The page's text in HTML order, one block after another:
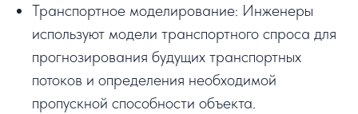
Транспортное моделирование: Инженеры
используют модели транспортного спроса для
прогнозирования будущих транспортных
потоков и определения необходимой
пропускной способности объекта.